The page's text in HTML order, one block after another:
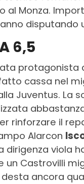
al Monza.
disputando
6,5
cassa nel
Juventus. La
rinforzare il
Alarcon
dirigenza viola
un Castrovilli
ancora